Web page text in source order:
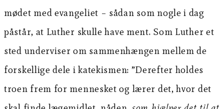
mødet med evangeliet – sådan som nogle i dag
påstår, at Luther skulle have ment. Som Luther et
sted underviser om sammenhængen mellem de
forskellige dele i katekismen: ”Derefter holdes
troen frem for mennesket og lærer det, hvor det